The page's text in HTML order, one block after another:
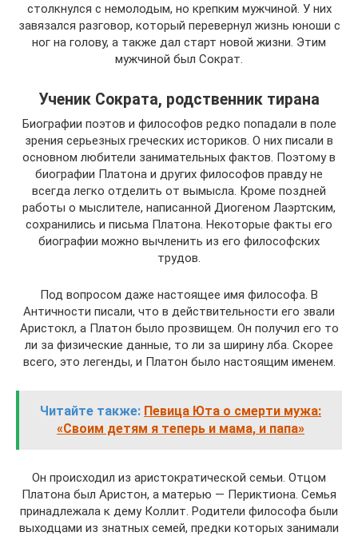
столкнулся с немолодым, но крепким мужчиной. У них
завязался разговор, который перевернул жизнь юноши с
ног на голову, а также дал старт новой жизни. Этим
мужчиной был Сократ.
Ученик Сократа, родственник тирана
Биографии поэтов и философов редко попадали в поле
зрения серьезных греческих историков. О них писали в
основном любители занимательных фактов. Поэтому в
биографии Платона и других философов правду не
всегда легко отделить от вымысла. Кроме поздней
работы о мыслителе, написанной Диогеном Лаэртским,
сохранились и письма Платона. Некоторые факты его
биографии можно вычленить из его философских
трудов.
Под вопросом даже настоящее имя философа. В
Античности писали, что в действительности его звали
Аристокл, а Платон было прозвищем. Он получил его то
ли за физические данные, то ли за ширину лба. Скорее
всего, это легенды, и Платон было настоящим именем.
Читайте также: Певица Юта о смерти мужа:
«Своим детям я теперь и мама, и папа»
Он происходил из аристократической семьи. Отцом
Платона был Аристон, а матерью — Периктиона. Семья
принадлежала к дему Коллит. Родители философа были
выходцами из знатных семей, предки которых занимали